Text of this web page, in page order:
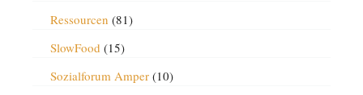
Ressourcen (81)
SlowFood (15)
Sozialforum Amper(10)